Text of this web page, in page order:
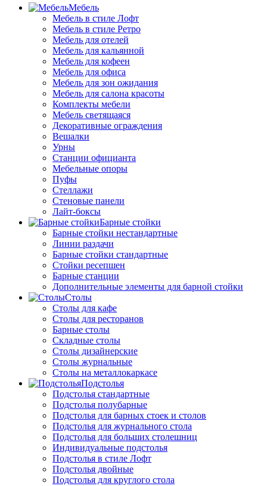
Мебель
Мебель в стиле Лофт
Мебель в стиле Ретро
Мебель для отелей
Мебель для кальянной
Мебель для кофеен
Мебель для офиса
Мебель для зон ожидания
Мебель для салона красоты
Комплекты мебели
Мебель светящаяся
Декоративные ограждения
Вешалки
Урны
Станции официанта
Мебельные опоры
Пуфы
Стеллажи
Стеновые панели
Лайт-боксы
Барные стойки
Барные стойки нестандартные
Линии раздачи
Барные стойки стандартные
Стойки ресепшен
Барные станции
Дополнительные элементы для барной стойки
Столы
Столы для кафе
Столы для ресторанов
Барные столы
Складные столы
Столы дизайнерские
Столы журнальные
Столы на металлокаркасе
Подстолья
Подстолья стандартные
Подстолья полубарные
Подстолья для барных стоек и столов
Подстолья для журнального стола
Подстолья для больших столешниц
Индивидуальные подстолья
Подстолья в стиле Лофт
Подстолья двойные
Подстолья для круглого стола